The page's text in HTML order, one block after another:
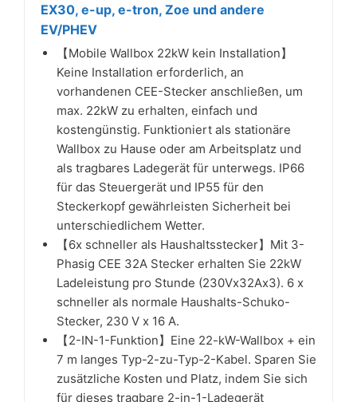
EX30, e-up, e-tron, Zoe und andere
EV/PHEV
【Mobile Wallbox 22kW kein Installation】
Keine Installation erforderlich, an
vorhandenen CEE-Stecker anschließen, um
max. 22kW zu erhalten, einfach und
kostengünstig. Funktioniert als stationäre
Wallbox zu Hause oder am Arbeitsplatz und
als tragbares Ladegerät für unterwegs. IP66
für das Steuergerät und IP55 für den
Steckerkopf gewährleisten Sicherheit bei
unterschiedlichem Wetter.
【6x schneller als Haushaltsstecker】Mit 3-
Phasig CEE 32A Stecker erhalten Sie 22kW
Ladeleistung pro Stunde (230Vx32Ax3). 6 x
schneller als normale Haushalts-Schuko-
Stecker, 230 V x 16 A.
【2-IN-1-Funktion】Eine 22-kW-Wallbox + ein
7 m langes Typ-2-zu-Typ-2-Kabel. Sparen Sie
zusätzliche Kosten und Platz, indem Sie sich
für dieses tragbare 2-in-1-Ladegerät